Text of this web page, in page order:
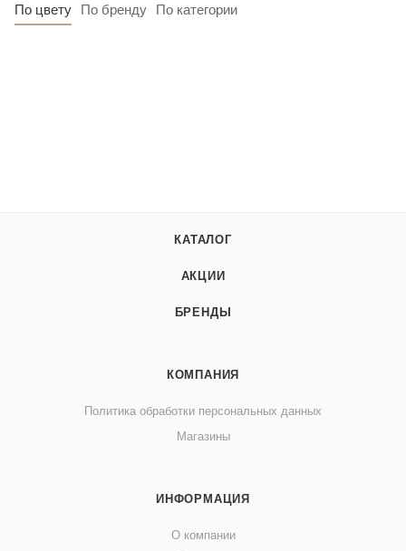
По цвету По бренду По категории
КАТАЛОГ
АКЦИИ
БРЕНДЫ
КОМПАНИЯ
Политика обработки персональных данных
Магазины
ИНФОРМАЦИЯ
О компании